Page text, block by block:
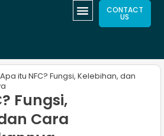
CONTACT
US
itu NFC? Fungsi, Kelebihan, dan
Fungsi,
Cara